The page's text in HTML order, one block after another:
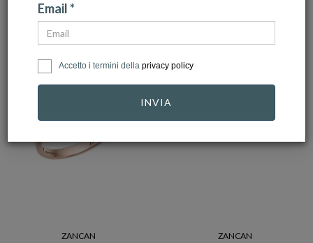
NUMERO ARTICOLI:202
ZANCAN ZANCAN
Email *
Accetto i termini della privacy policy
INVIA